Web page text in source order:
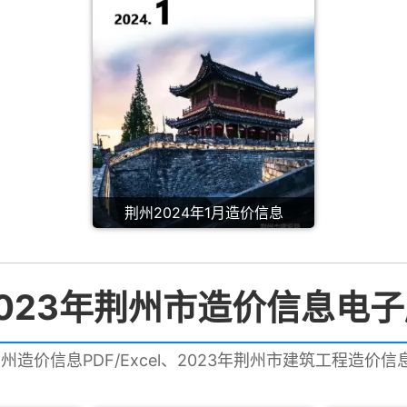
荆州2024年1月造价信息
年荆州市造价信息电
造价信息PDF/Excel、2023年荆州市建筑工程造价信